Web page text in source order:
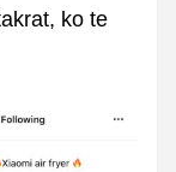
ko te